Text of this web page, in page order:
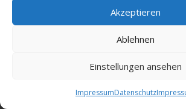
Akzeptieren
Ablehnen
Einstellungen ansehen
ImpressumDatenschutz
© NewDEF 2026
Impressum
Datenschutz